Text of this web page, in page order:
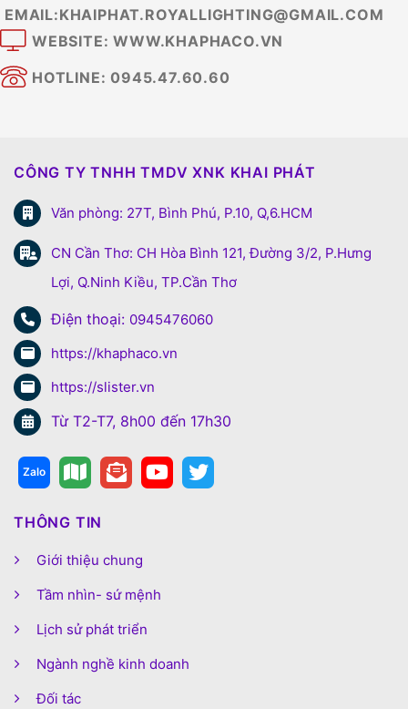
EMAIL:KHAIPHAT.ROYALLIGHTING@GMAIL.COM
WEBSITE: WWW.KHAPHACO.VN
HOTLINE: 0945.47.60.60
CÔNG TY TNHH TMDV XNK KHAI PHÁT
Văn phòng: 27T, Bình Phú, P.10, Q,6.HCM
CN Cần Thơ: CH Hòa Bình 121, Đường 3/2, P.Hưng
Lợi, Q.Ninh Kiều, TP.Cần Thơ
Điện thoại: 0945476060
https://khaphaco.vn
https://slister.vn
Từ T2-T7, 8h00 đến 17h30
THÔNG TIN
Giới thiệu chung
Tầm nhìn- sứ mệnh
Lịch sử phát triển
Ngành nghề kinh doanh
Đối tác